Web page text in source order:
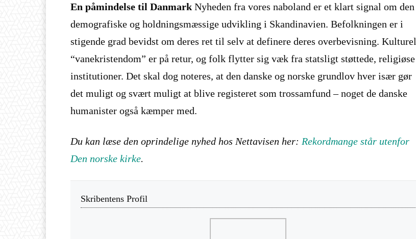
En påmindelse til Danmark Nyheden fra vores naboland er et klart signal om den
demografiske og holdningsmæssige udvikling i Skandinavien. Befolkningen er i
stigende grad bevidst om deres ret til selv at definere deres overbevisning. Kulturel
“vanekristendom” er på retur, og folk flytter sig væk fra statsligt støttede, religiøse
institutioner. Det skal dog noteres, at den danske og norske grundlov hver især gør
det muligt og svært muligt at blive registeret som trossamfund – noget de danske
humanister også kæmper med.
Du kan læse den oprindelige nyhed hos Nettavisen her: Rekordmange står utenfor
Den norske kirke.
Skribentens Profil